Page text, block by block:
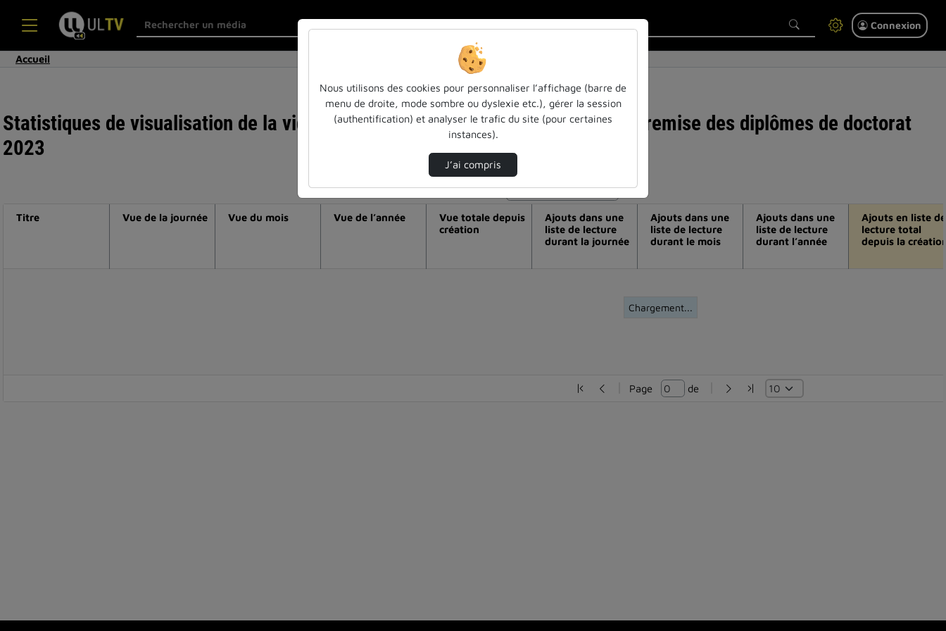
Connexion
Accueil
Statistiques de visualisation de la vidéo Ecole doctorale sirena - cérémonie de remise des diplômes de doctorat
2023
Modifier la période de visualisation
Chargement...
Titre Vue de la journée Vue du mois Vue de l’année
Vue totale depuis
création
Ajouts dans une
liste de lecture
durant la journée
Ajouts dans une
liste de lecture
durant le mois
Ajouts dans une
liste de lecture
durant l’année
Ajouts en liste de
lecture total
depuis la
Page de
Nous utilisons des cookies pour personnaliser l’affichage (barre de
menu de droite, mode sombre ou dyslexie etc.), gérer la session
(authentification) et analyser le trafic du site (pour certaines
instances).
J’ai compris